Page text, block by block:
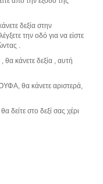
δεξία στην
την οδό για να είστε
.
κάνετε δεξία , αυτή
θα κάνετε αριστερά,
δείτε στο δεξί σας χέρι